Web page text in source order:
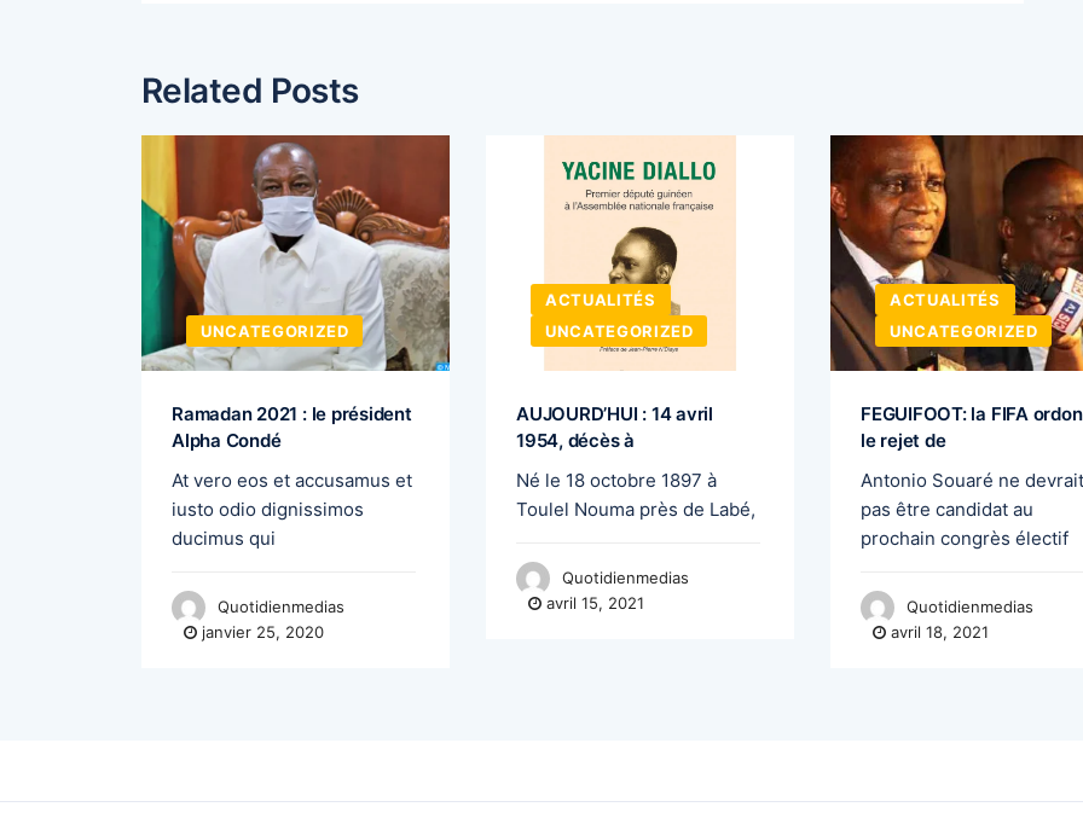
Related Posts
UNCATEGORIZED
Ramadan 2021 : le président
Alpha Condé
At vero eos et accusamus et
iusto odio dignissimos
ducimus qui
Quotidienmedias
janvier 25, 2020
ACTUALITÉS
UNCATEGORIZED
AUJOURD’HUI : 14 avril
1954, décès à
Né le 18 octobre 1897 à
Toulel Nouma près de Labé,
Quotidienmedias
avril 15, 2021
ACTUALITÉS
UNCATEGORIZED
FEGUIFOOT: la FIFA
le rejet de
Antonio Souaré ne devrait
pas être candidat au
prochain congrès électif
Quotidienmedias
avril 18, 2021